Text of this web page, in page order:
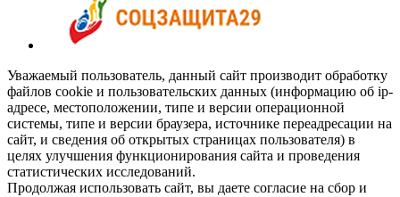
Уважаемый пользователь, данный сайт производит обработку
файлов cookie и пользовательских данных (информацию об ip-
адресе, местоположении, типе и версии операционной
системы, типе и версии браузера, источнике переадресации на
сайт, и сведения об открытых страницах пользователя) в
целях улучшения функционирования сайта и проведения
статистических исследований.
Продолжая использовать сайт, вы даете согласие на сбор и